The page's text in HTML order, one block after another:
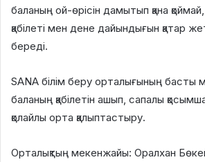
баланың ой-өрісін дамытып қана
қабілеті мен дене дайындығын қатар
береді.
SANA білім беру орталығының басты
баланың қабілетін ашып, сапалы
қолайлы орта қалыптастыру.
Орталықтың мекенжайы: Оралхан